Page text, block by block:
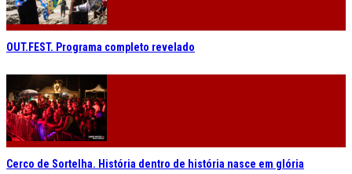
OUT.FEST. Programa completo revelado
Cerco de Sortelha. História dentro de história nasce em glória